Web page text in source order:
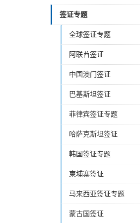
签证专题
全球签证专题
阿联酋签证
中国澳门签证
巴基斯坦签证
菲律宾签证专题
哈萨克斯坦签证
韩国签证专题
柬埔寨签证
马来西亚签证专题
蒙古国签证